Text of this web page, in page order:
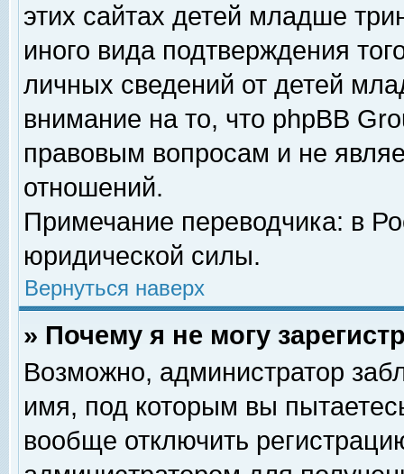
этих сайтах детей младше
иного вида подтверждения
личных сведений от детей
внимание на то, что phpBB
правовым вопросам и не
отношений.
Примечание переводчика: в
юридической силы.
Вернуться наверх
» Почему я не могу
Возможно, администратор
имя, под которым вы
вообще отключить